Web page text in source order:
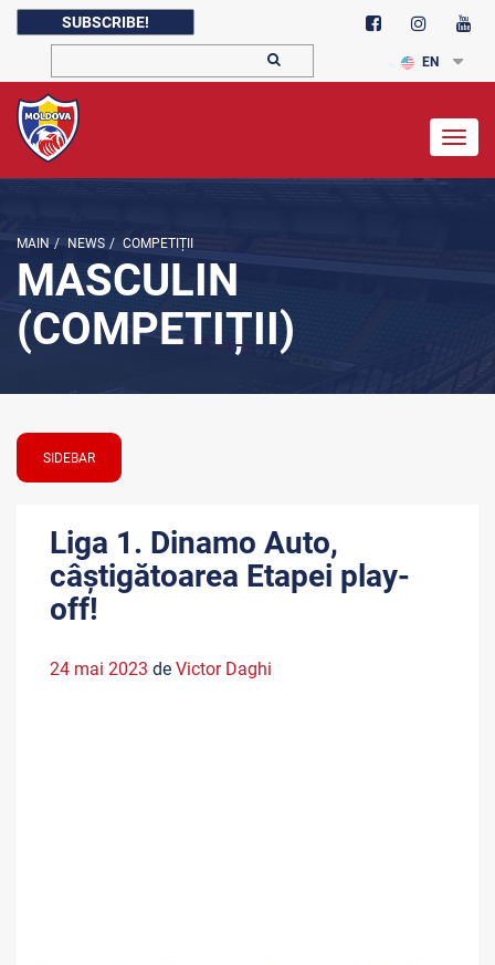
SUBSCRIBE!
EN
MAIN / NEWS / COMPETIȚII
MASCULIN
(COMPETIȚII)
SIDEBAR
Liga 1. Dinamo Auto,
câștigătoarea Etapei play-
off!
24 mai 2023 de Victor Daghi